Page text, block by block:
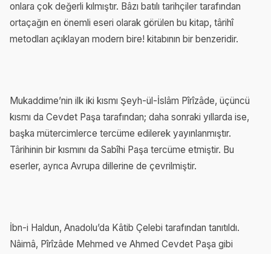
onlara çok değerli kılmıştır. Bâzı batılı tarihçiler tarafından
ortaçağın en önemli eseri olarak görülen bu kitap, târihî
metodları açıklayan modern bire! kitabının bir benzeridir.
Mukaddime’nin ilk iki kısmı Şeyh-ül-İslâm Pîrîzâde, üçüncü
kısmı da Cevdet Paşa tarafından; daha sonraki yıllarda ise,
başka mütercimlerce tercüme edilerek yayınlanmıştır.
Târihinin bir kısmını da Sabîhi Paşa tercüme etmiştir. Bu
eserler, ayrıca Avrupa dillerine de çevrilmiştir.
İbn-i Haldun, Anadolu’da Kâtib Çelebi tarafından tanıtıldı.
Nâimâ, Pîrîzâde Mehmed ve Ahmed Cevdet Paşa gibi